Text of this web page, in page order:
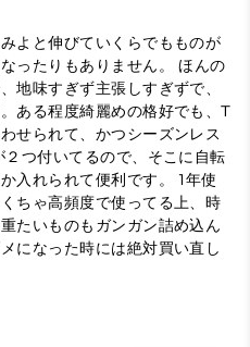
よと伸びていくらでもものが
ったりもありません。 ほんの
地味すぎず主張しすぎずで、
ある程度綺麗めの格好でも、T
せられて、かつシーズンレス
つ付いてるので、そこに自転
入れられて便利です。 1年使
ちゃ高頻度で使ってる上、時
たいものもガンガン詰め込ん
になった時には絶対買い直し